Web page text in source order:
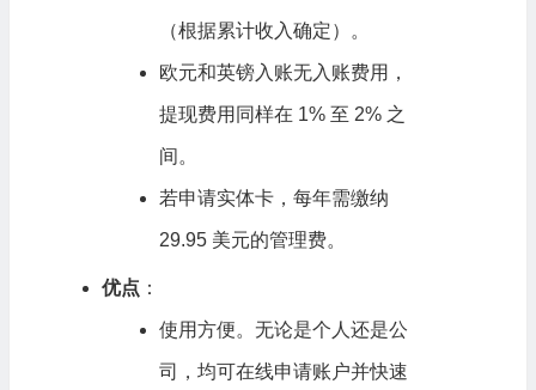
（根据累计收入确定）。
欧元和英镑入账无入账费用，
提现费用同样在 1% 至 2% 之
间。
若申请实体卡，每年需缴纳
29.95 美元的管理费。
优点 ：
使用方便。无论是个人还是公
司，均可在线申请账户并快速